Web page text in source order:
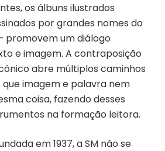
os álbuns ilustrados
por grandes nomes do
promovem um diálogo
e imagem. A contraposição
abre múltiplos caminhos
imagem e palavra nem
coisa, fazendo desses
na formação leitora.
em 1937, a SM não se